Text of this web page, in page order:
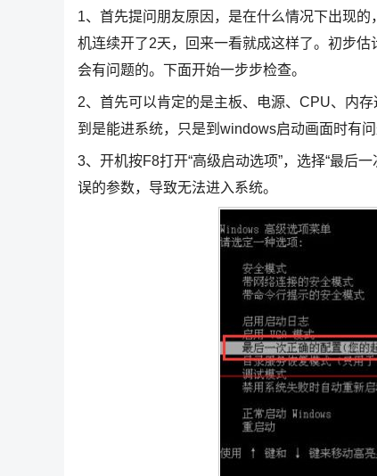
1、首先提问朋友原因，是在什么情况下出现
机连续开了2天，回来一看就成这样了。初步
会有问题的。下面开始一步步检查。
2、首先可以肯定的是主板、电源、CPU、内
到是能进系统，只是到windows启动画面时有问
3、开机按F8打开“高级启动选项”，选择“最后
误的参数，导致无法进入系统。